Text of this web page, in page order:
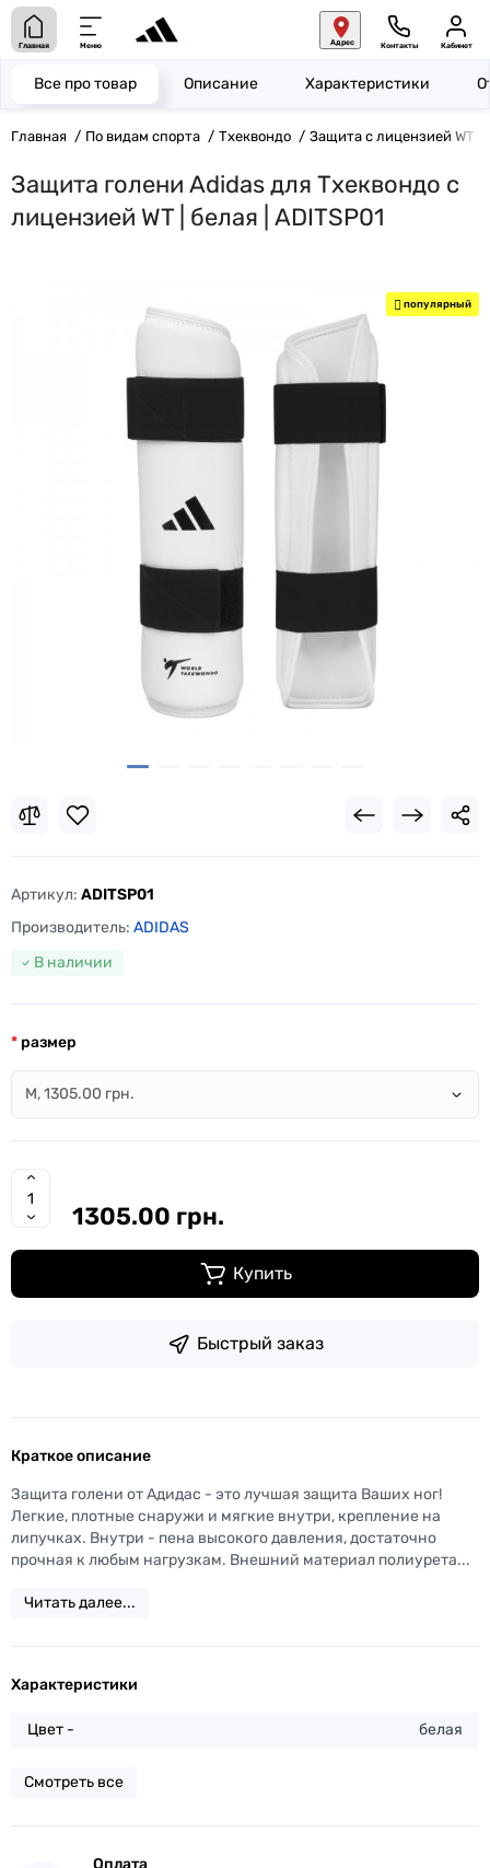
Главная Меню Адрес Контакты Кабинет
Главная По видам спорта Тхеквондо Защита с лицензией WT
Защита голени Adidas для Тхеквондо с
лицензией WT | белая | ADITSP01
Все про товар Описание Характеристики
популярный
Артикул: ADITSP01
Производитель: ADIDAS
В наличии
размер
1305.00 грн.
Купить
Быстрый заказ
Краткое описание
Защита голени от Адидас - это лучшая защита Ваших ног!
Легкие, плотные снаружи и мягкие внутри, крепление на
липучках. Внутри - пена высокого давления, достаточно
прочная к любым нагрузкам. Внешний материал полиурета...
Читать далее...
Характеристики
Цвет - белая
Смотреть все
Оплата